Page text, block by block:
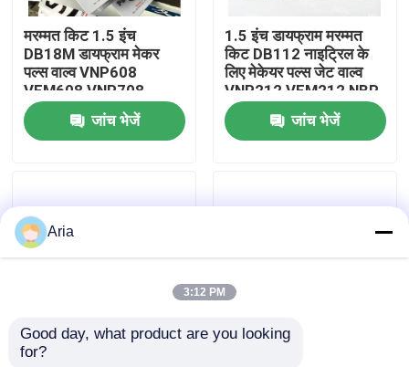
हमारे बारे में
कारखाने का दौरा
गुणवत्ता नियंत्रण
समाचार
न्युमेटिक पाइप फिटिंग
मरम्मत किट 1.5 इंच
DB18M डायफ्राम मेकर
पल्स वाल्व VNP608
VEM608 VNP708
VEM708
जांच भेजें
1.5 इंच डायफ्राम मरम्मत
किट DB112 नाइट्रिल के
लिए मेकेयर पल्स जेट वाल्व
VNP212 VEM212 NBR
VITON VNP312
VEM312 जांच भेजें
MECAIR मरम्मत किट 1
Aria
3:12 PM
Good day, what product are you looking
for?